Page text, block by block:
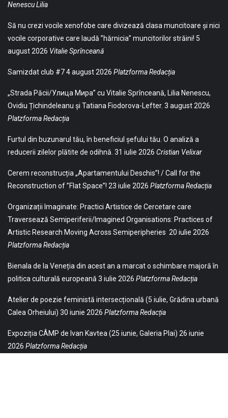
Nenescu Lilia
Să nu crezi vocile xenofobe care divizează clasa muncitoare și nici
vocile corporative care laudă ”hărnicia” muncitorilor străini! 5
august 2026 Vitalie Sprînceană
Samizdat club #74 august 2026 Platzforma Redacția
„Strada Păcii/Улица Мира” cu Vitalie Sprînceană, Lilia Nenescu,
Ovidiu Țichindeleanu și Tatiana Fiodorova-Lefter. 3 august 2026
Platzforma Redacția
Furtul din buzunarul tău, în beneficiul șefului tău. O analiză a
reducerii zilelor plătite de odihnă. 31 iulie 2026 Cristian Velixar
Cerem reconstrucția „Apartamentului Deschis”! / Call for the
Reconstruction of ”Flat Space”! 23 iulie 2026 Platzforma Redacția
Organizații Imaginate: Practici Artistice de Cercetare care
Traversează Semiperiferii/Imagined Organisations: Practices of
Artistic Research Moving Across Semiperipheries 20 iulie 2026
Platzforma Redacția
Bienala de la Veneția din acest an a marcat o schimbare majoră în
politica culturală europeană 3 iulie 2026 Platzforma Redacția
Atelier de poezie feministă intersecțională (5 iulie, Grădina urbană
Calea Orheiului) 30 iunie 2026 Platzforma Redacția
Expoziția CÂMP de Ivan Kavtea (25 iunie, Galeria Plai) 26 iunie
2026 Platzforma Redacția